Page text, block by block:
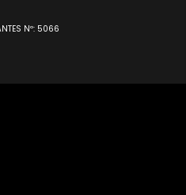
Nº: 5066